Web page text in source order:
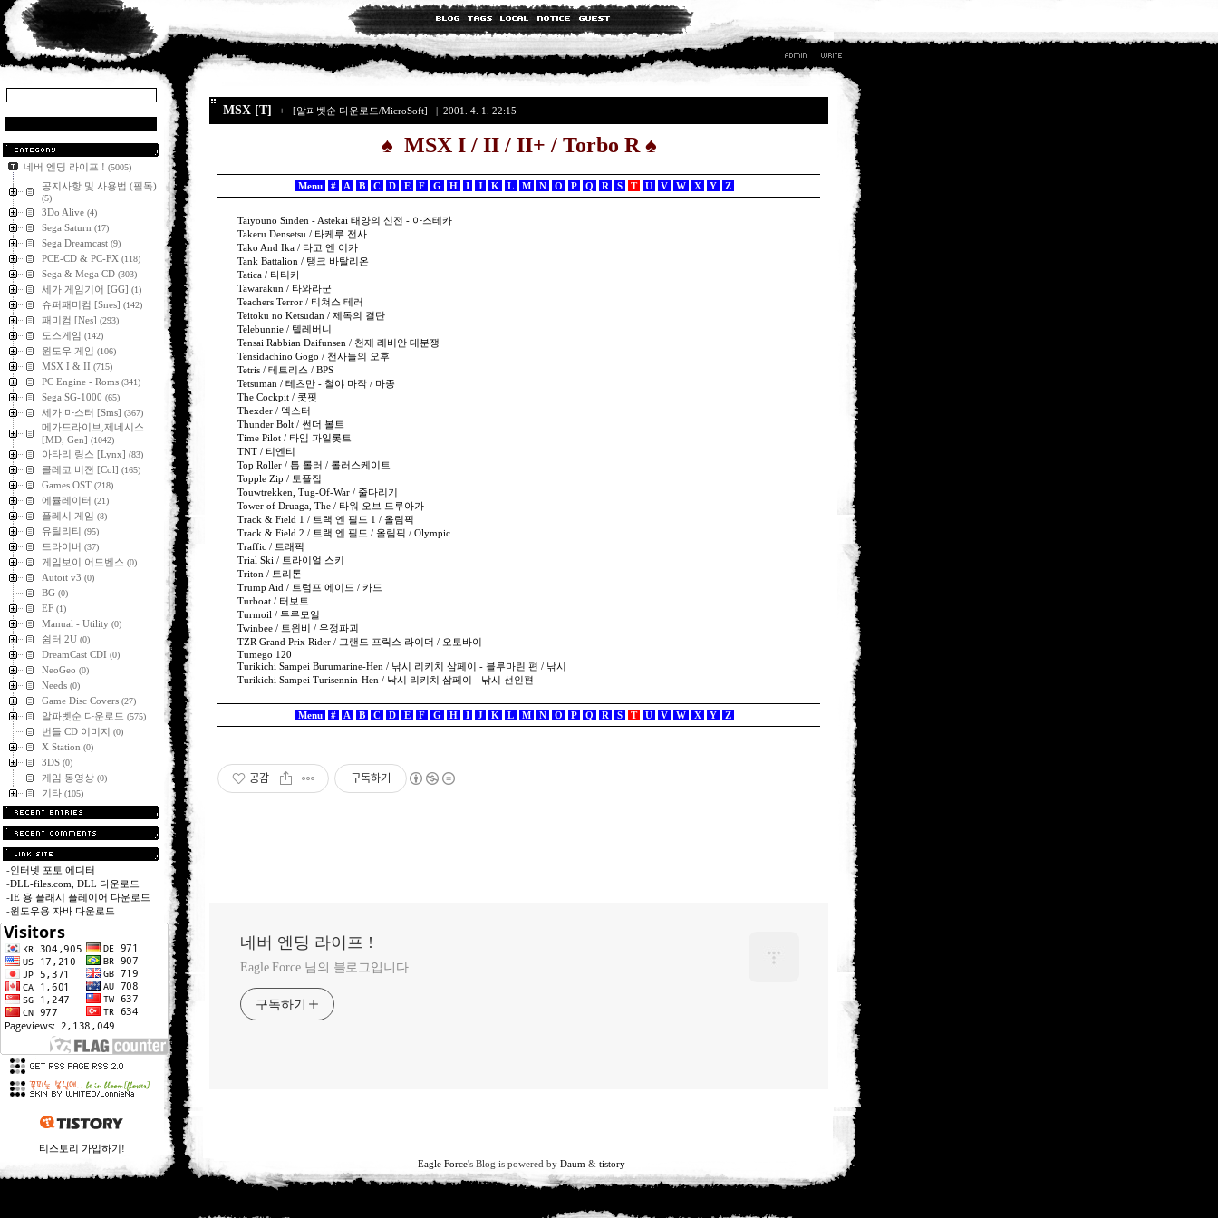
네버 엔딩 라이프 ! (5005)
공지사항 및 사용법 (필독)
(5)
3Do Alive (4)
Sega Saturn (17)
Sega Dreamcast (9)
PCE-CD & PC-FX (118)
Sega & Mega CD (303)
세가 게임기어 [GG] (1)
슈퍼패미컴 [Snes] (142)
패미컴 [Nes] (293)
도스게임 (142)
윈도우 게임 (106)
MSX I & II (715)
PC Engine - Roms (341)
Sega SG-1000 (65)
세가 마스터 [Sms] (367)
메가드라이브,제네시스
[MD, Gen] (1042)
아타리 링스 [Lynx] (83)
콜레코 비젼 [Col] (165)
Games OST (218)
에뮬레이터 (21)
플레시 게임 (8)
유틸리티 (95)
드라이버 (37)
게임보이 어드벤스 (0)
Autoit v3 (0)
BG (0)
EF (1)
Manual - Utility (0)
쉼터 2U (0)
DreamCast CDI (0)
NeoGeo (0)
Needs (0)
Game Disc Covers (27)
알파벳순 다운로드 (575)
번들 CD 이미지 (0)
X Station (0)
3DS (0)
게임 동영상 (0)
기타 (105)
-인터넷 포토 에디터
-DLL-files.com, DLL 다운로드
-IE 용 플래시 플레이어 다운로드
-윈도우용 자바 다운로드
티스토리 가입하기!
MSX [T] + [알파벳순 다운로드/MicroSoft] | 2001. 4. 1. 22:15
♠ MSX I / II / II+ / Torbo R ♠
Menu # A B C D E F G H I J K L M N O P Q R S T U V W X Y Z
Taiyouno Sinden - Astekai 태양의 신전 - 아즈테카
Takeru Densetsu / 타케루 전사
Tako And Ika / 타고 엔 이카
Tank Battalion / 탱크 바탈리온
Tatica / 타티카
Tawarakun / 타와라군
Teachers Terror / 티쳐스 테러
Teitoku no Ketsudan / 제독의 결단
Telebunnie / 텔레버니
Tensai Rabbian Daifunsen / 천재 래비안 대분쟁
Tensidachino Gogo / 천사들의 오후
Tetris / 테트리스 / BPS
Tetsuman / 테츠만 - 철야 마작 / 마종
The Cockpit / 콧핏
Thexder / 덱스터
Thunder Bolt / 썬더 볼트
Time Pilot / 타임 파일롯트
TNT / 티엔티
Top Roller / 톱 롤러 / 롤러스케이트
Topple Zip / 토플집
Touwtrekken, Tug-Of-War / 줄다리기
Tower of Druaga, The / 타워 오브 드루아가
Track & Field 1 / 트랙 엔 필드 1 / 올림픽
Track & Field 2 / 트랙 엔 필드 / 올림픽 / Olympic
Traffic / 트래픽
Trial Ski / 트라이얼 스키
Triton / 트리톤
Trump Aid / 트럼프 에이드 / 카드
Turboat / 터보트
Turmoil / 투루모일
Twinbee / 트윈비 / 우정파괴
TZR Grand Prix Rider / 그랜드 프릭스 라이더 / 오토바이
Tumego 120
Turikichi Sampei Burumarine-Hen / 낚시 리키치 삼페이 - 블루마린 편 / 낚시
Turikichi Sampei Turisennin-Hen / 낚시 리키치 삼페이 - 낚시 선인편
Menu # A B C D E F G H I J K L M N O P Q R S T U V W X Y Z
공감 구독하기
네버 엔딩 라이프 !
Eagle Force 님의 블로그입니다.
구독하기
Eagle Force's Blog is powered by Daum & tistory